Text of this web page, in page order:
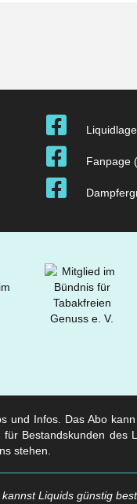
Fanpage
und Infos. Das Abo
Bestandskunden des
stehen.
Liquids günstig